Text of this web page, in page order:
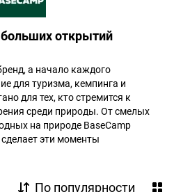
больших открытий
а начало каждого
для туризма, кемпинга и
для тех, кто стремится к
среди природы. От смелых
на природе BaseCamp
эти моменты
По популярности